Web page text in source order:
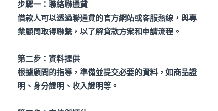
步驟一：聯絡聯通貸
借款人可以透過聯通貸的官方網站或客服熱線，與專
業顧問取得聯繫，以了解貸款方案和申請流程。
第二步：資料提供
根據顧問的指導，準備並提交必要的資料，如商品證
明、身分證明、收入證明等。